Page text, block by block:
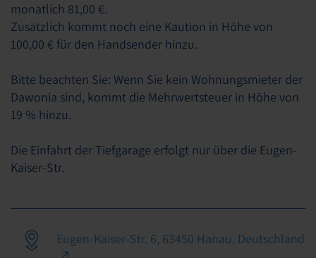
monatlich 81,00 €.
Zusätzlich kommt noch eine Kaution in Höhe von
100,00 € für den Handsender hinzu.
Bitte beachten Sie: Wenn Sie kein Wohnungsmieter der
Dawonia sind, kommt die Mehrwertsteuer in Höhe von
19 % hinzu.
Die Einfahrt der Tiefgarage erfolgt nur über die Eugen-
Kaiser-Str.
Eugen-Kaiser-Str. 6, 63450 Hanau, Deutschland